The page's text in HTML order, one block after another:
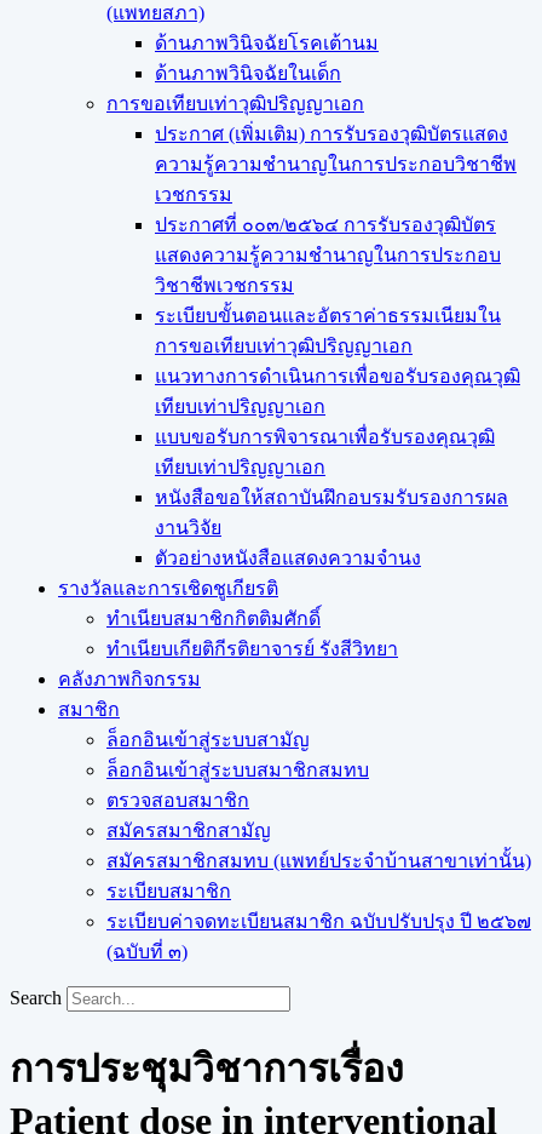
(แพทยสภา)
ด้านภาพวินิจฉัยโรคเต้านม
ด้านภาพวินิจฉัยในเด็ก
การขอเทียบเท่า​วุฒิปริญญา​เอก
ประกาศ (เพิ่มเติม) การรับรองวุฒิบัตรแสดง
ความรู้ความชำนาญในการประกอบวิชาชีพ
เวชกรรม
ประกาศที่ ๐๐๓/๒๕๖๔ การรับรองวุฒิบัตร
แสดงความรู้ความชำนาญในการประกอบ
วิชาชีพเวชกรรม
ระเบียบขั้นตอนและอัตราค่าธรรมเนียมใน
การขอเทียบเท่าวุฒิปริญญาเอก
แนวทางการดำเนินการเพื่อขอรับรองคุณวุฒิ
เทียบเท่าปริญญาเอก
แบบขอรับการพิจารณาเพื่อรับรองคุณวุฒิ
เทียบเท่าปริญญาเอก
หนังสือขอให้สถาบันฝึกอบรมรับรองการผล
งานวิจัย
ตัวอย่างหนังสือแสดงความจำนง
รางวัลและการเชิดชูเกียรติ
ทำเนียบสมาชิกกิตติมศักดิ์
ทำเนียบเกียติกีรติยาจารย์ รังสีวิทยา
คลังภาพกิจกรรม
สมาชิก
ล็อกอินเข้าสู่ระบบสามัญ
ล็อกอินเข้าสู่ระบบสมาชิกสมทบ
ตรวจสอบสมาชิก
สมัครสมาชิกสามัญ
สมัครสมาชิกสมทบ (แพทย์ประจำบ้านสาขาเท่านั้น)
ระเบียบสมาชิก
ระเบียบค่าจดทะเบียนสมาชิก ฉบับปรับปรุง ปี ๒๕๖๗
(ฉบับที่ ๓)
Search
การประชุมวิชาการเรื่อง
Patient dose in interventional